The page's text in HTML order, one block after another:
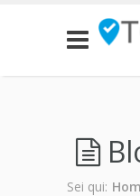
Sei qui: